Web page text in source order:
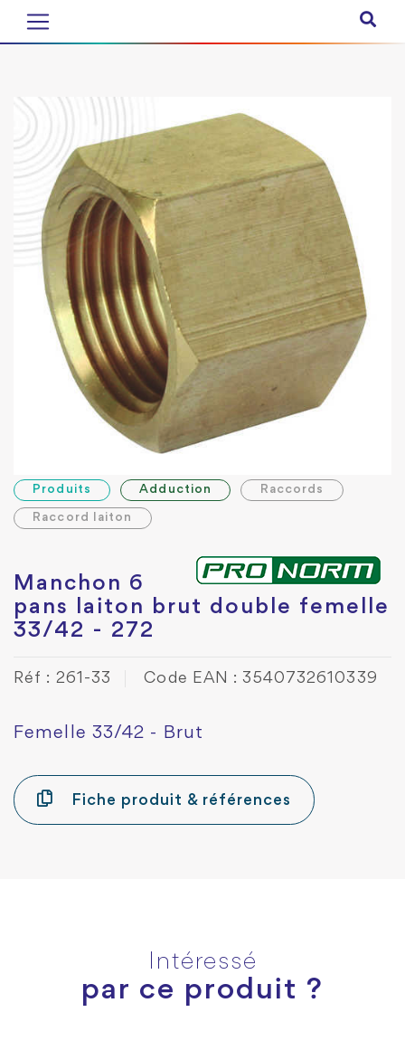
Produits Adduction Raccords
Raccord laiton
Manchon 6
pans laiton brut double femelle
33/42 - 272
Réf : 261-33 Code EAN : 3540732610339
Femelle 33/42 - Brut
Fiche produit & références
Intéressé
par ce produit ?